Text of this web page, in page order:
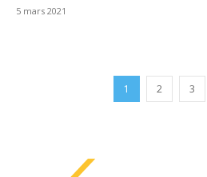
5 mars 2021
1 2 3